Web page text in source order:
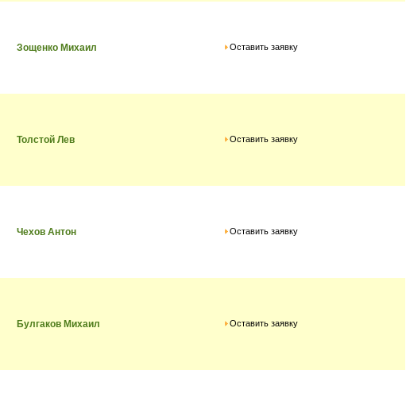
Зощенко Михаил Оставить заявку
Толстой Лев Оставить заявку
Чехов Антон Оставить заявку
Булгаков Михаил Оставить заявку